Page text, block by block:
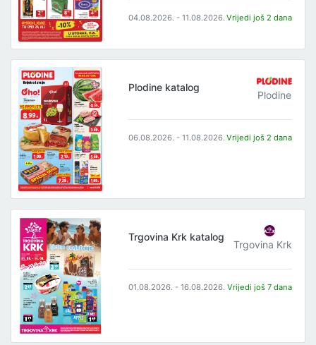
04.08.2026. - 11.08.2026. Vrijedi još 2 dana
Plodine katalog
Plodine
06.08.2026. - 11.08.2026. Vrijedi još 2 dana
Trgovina Krk katalog
Trgovina Krk
01.08.2026. - 16.08.2026. Vrijedi još 7 dana